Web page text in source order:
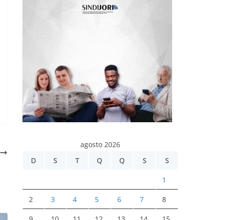
agosto 2026
D
S T Q Q S S
1
2 3 4 5 6 7 8